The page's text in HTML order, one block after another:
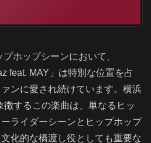
ホップシーンにおいて、
feat. MAY」は特別な位置を占
ンに愛され続けています。横浜
するこの楽曲は、単なるヒッ
ライダーシーンとヒップホップ
化的な橋渡し役としても重要な